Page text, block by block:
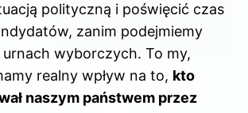
polityczną i poświęcić czas
zanim podejmiemy
wyborczych. To my,
realny wpływ na to, kto
naszym państwem przez